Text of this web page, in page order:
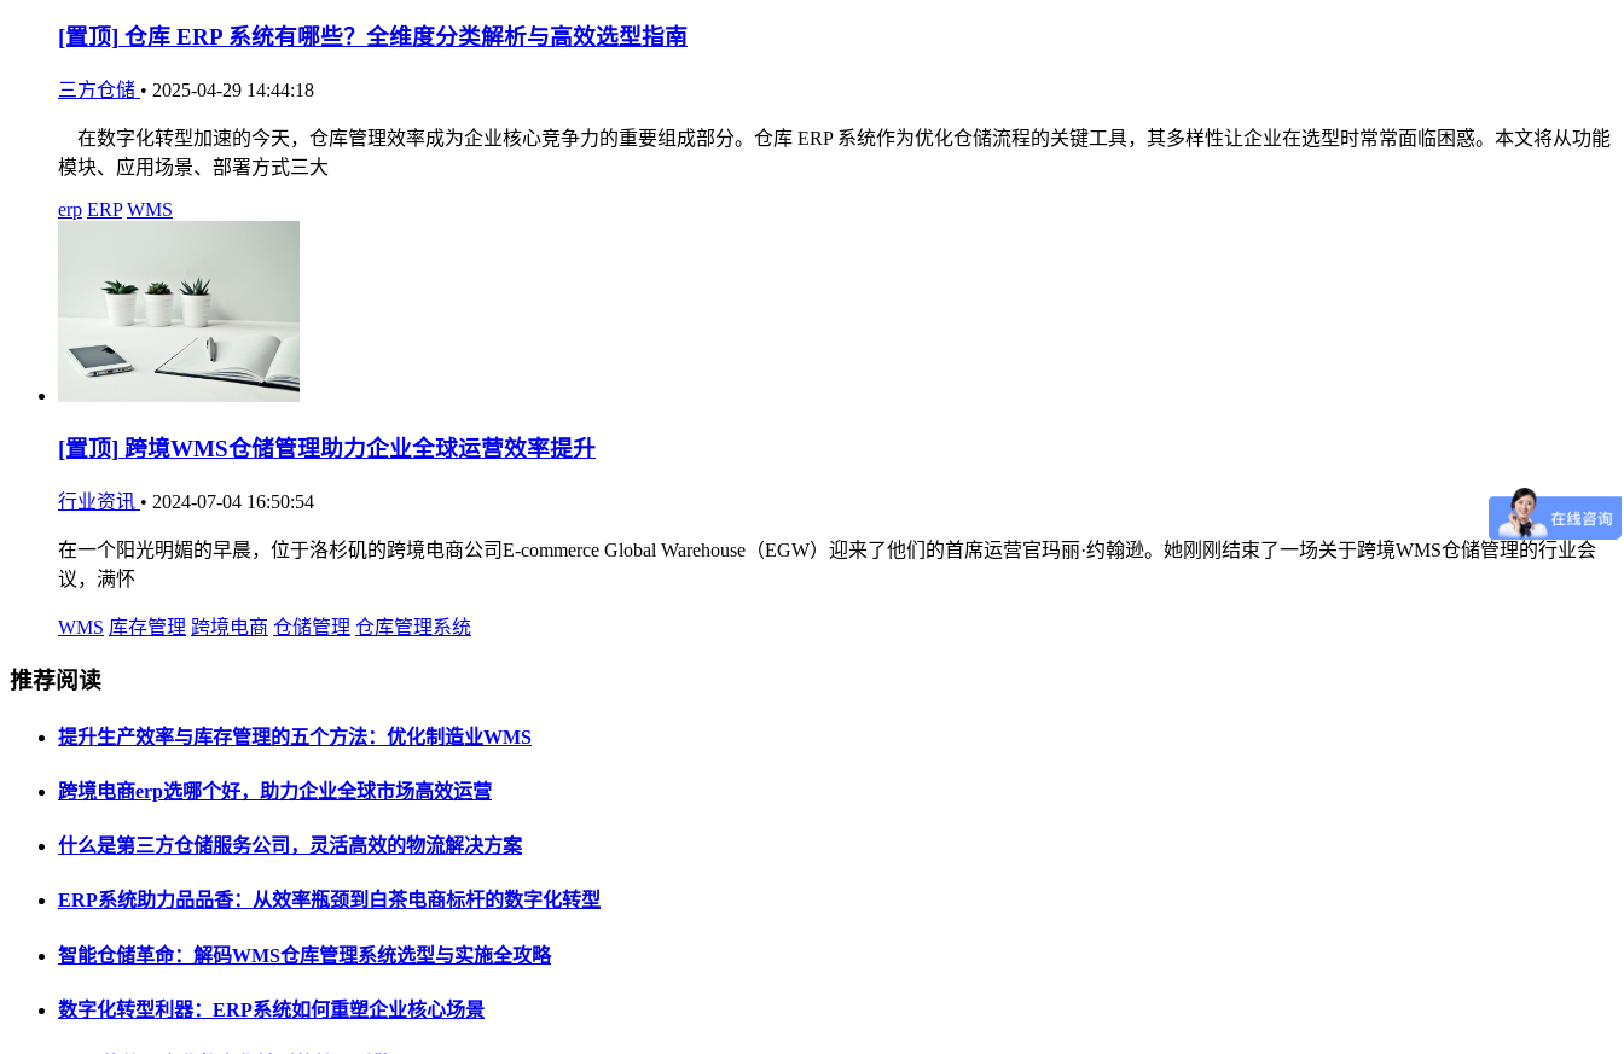
[置顶] 仓库 ERP 系统有哪些？全维度分类解析与高效选型指南
三方仓储 • 2025-04-29 14:44:18
在数字化转型加速的今天，仓库管理效率成为企业核心竞争力的重要组成部分。仓库 ERP 系统作为优化仓储流程的关键工具，其多样性让企业在选型时常常面临困惑。本文将从功能
模块、应用场景、部署方式三大
erp ERP WMS
[置顶] 跨境WMS仓储管理助力企业全球运营效率提升
行业资讯 • 2024-07-04 16:50:54
在一个阳光明媚的早晨，位于洛杉矶的跨境电商公司E-commerce Global Warehouse（EGW）迎来了他们的首席运营官玛丽·约翰逊。她刚刚结束了一场关于跨境WMS仓储管理的行业会
议，满怀
WMS 库存管理 跨境电商 仓储管理 仓库管理系统
推荐阅读
提升生产效率与库存管理的五个方法：优化制造业WMS
跨境电商erp选哪个好，助力企业全球市场高效运营
什么是第三方仓储服务公司，灵活高效的物流解决方案
ERP系统助力品品香：从效率瓶颈到白茶电商标杆的数字化转型
智能仓储革命：解码WMS仓库管理系统选型与实施全攻略
数字化转型利器：ERP系统如何重塑企业核心场景